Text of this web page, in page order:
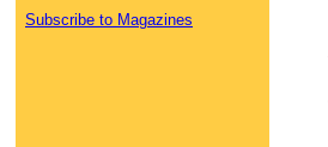
Subscribe to Magazines